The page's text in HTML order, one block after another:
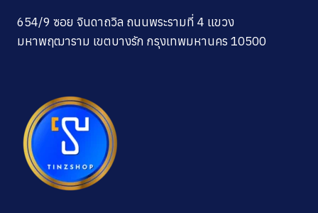
654/9 ซอย จินดาถวิล ถนนพระรามที่ 4 แขวง
มหาพฤฒาราม เขตบางรัก กรุงเทพมหานคร 10500